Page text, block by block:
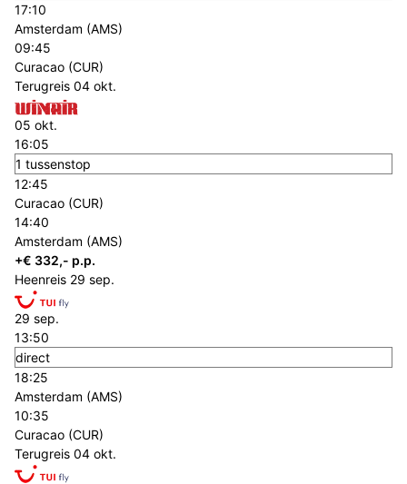
17:10
Amsterdam (AMS)
09:45
Curacao (CUR)
Terugreis 04 okt.
05 okt.
16:05
1 tussenstop
12:45
Curacao (CUR)
14:40
Amsterdam (AMS)
+€ 332,- p.p.
Heenreis 29 sep.
29 sep.
13:50
direct
18:25
Amsterdam (AMS)
10:35
Curacao (CUR)
Terugreis 04 okt.